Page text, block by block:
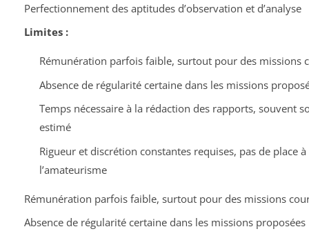
Perfectionnement des aptitudes d’observation et d’analyse
Limites :
Rémunération parfois faible, surtout pour des missions
Absence de régularité certaine dans les missions
Temps nécessaire à la rédaction des rapports, souvent
estimé
Rigueur et discrétion constantes requises, pas de place à
l’amateurisme
Rémunération parfois faible, surtout pour des missions
Absence de régularité certaine dans les missions proposées